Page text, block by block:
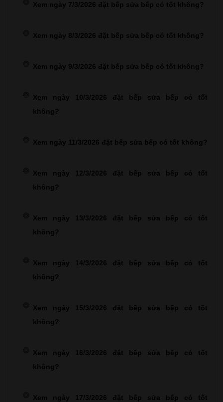
Xem ngày 7/3/2026 đặt bếp sửa bếp có tốt không?
Xem ngày 8/3/2026 đặt bếp sửa bếp có tốt không?
Xem ngày 9/3/2026 đặt bếp sửa bếp có tốt không?
Xem ngày 10/3/2026 đặt bếp sửa bếp có tốt
không?
Xem ngày 11/3/2026 đặt bếp sửa bếp có tốt không?
Xem ngày 12/3/2026 đặt bếp sửa bếp có tốt
không?
Xem ngày 13/3/2026 đặt bếp sửa bếp có tốt
không?
Xem ngày 14/3/2026 đặt bếp sửa bếp có tốt
không?
Xem ngày 15/3/2026 đặt bếp sửa bếp có tốt
không?
Xem ngày 16/3/2026 đặt bếp sửa bếp có tốt
không?
Xem ngày 17/3/2026 đặt bếp sửa bếp có tốt